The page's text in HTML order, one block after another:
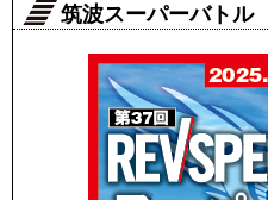
筑波スーパーバトル